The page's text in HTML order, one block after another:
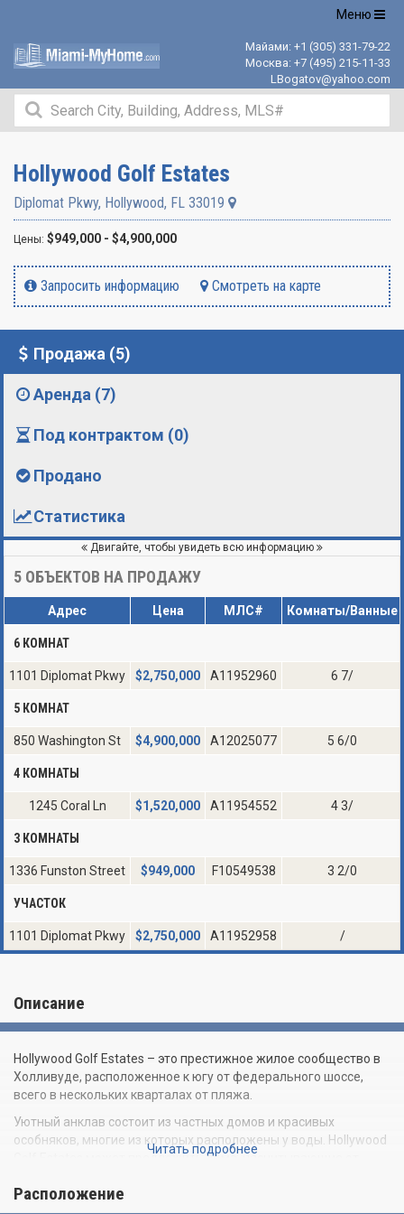
Открыть
Меню
Майами: +1 (305) 331-79-22
Москва: +7 (495) 215-11-33
LBogatov@yahoo.com
Hollywood Golf Estates
Diplomat Pkwy, Hollywood, FL 33019
Цены: $949,000 - $4,900,000
Запросить информацию Смотреть на карте
Продажа (5)
Аренда (7)
Под контрактом (0)
Продано
Статистика
Двигайте, чтобы увидеть всю информацию
5 ОБЪЕКТОВ НА ПРОДАЖУ
Адрес Цена МЛС# Комнаты/Ванные
6 КОМНАТ
1101 Diplomat Pkwy $2,750,000 A11952960 6 7/
5 КОМНАТ
850 Washington St $4,900,000 A12025077 5 6/0
4 КОМНАТЫ
1245 Coral Ln $1,520,000 A11954552 4 3/
3 КОМНАТЫ
1336 Funston Street $949,000 F10549538 3 2/0
УЧАСТОК
1101 Diplomat Pkwy $2,750,000 A11952958 /
Описание
Hollywood Golf Estates – это престижное жилое сообщество в
Холливуде, расположенное к югу от федерального шоссе,
всего в нескольких кварталах от пляжа.
Уютный анклав состоит из частных домов и красивых
особняков, многие из которых расположены у воды. Hollywood
Golf Estates может предложить дома, насчитывающие от
квадратных футов. Площадь участков колеблется от 6 992 до
Читать подробнее
Расположение